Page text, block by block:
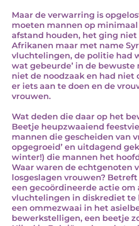
Maar de verwarring is
moeten mannen op
afstand houden, het ging niet
Afrikanen maar met name
vluchtelingen, de politie had
wat gebeurde’ in de bewuste
niet de noodzaak en had niet
er iets aan te doen en de
vrouwen.
Wat deden die daar op het
Beetje heupzwaaiend
mannen die gescheiden van
opgegroeid’ en uitdagend
winter!) die mannen het
Waar waren de echtgenoten
losgeslagen vrouwen?
een gecoördineerde actie om
vluchtelingen in diskrediet te
een ommezwaai in het
bewerkstelligen, een beetje